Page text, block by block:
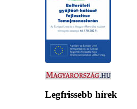
Legfrissebb hírek